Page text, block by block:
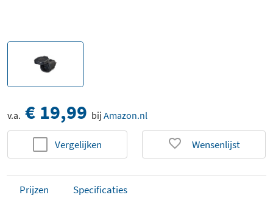
v.a. € 19,99 bij Amazon.nl
Vergelijken Wensenlijst
Prijzen Specificaties